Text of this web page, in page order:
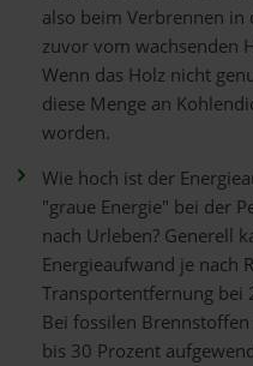
also beim Verbrennen
zuvor vom wachsenden
Wenn das Holz nicht
diese Menge an
worden.
Wie hoch ist der
"graue Energie" bei der
nach Urleben? Generell
Energieaufwand je nach
Transportentfernung bei
Bei fossilen
bis 30 Prozent